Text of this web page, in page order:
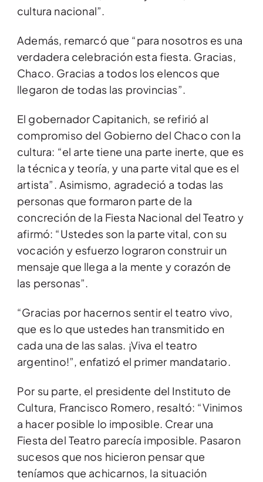
cultura nacional”.
Además, remarcó que “para nosotros es una
verdadera celebración esta fiesta. Gracias,
Chaco. Gracias a todos los elencos que
llegaron de todas las provincias”.
El gobernador Capitanich, se refirió al
compromiso del Gobierno del Chaco con la
cultura: “el arte tiene una parte inerte, que es
la técnica y teoría, y una parte vital que es el
artista”. Asimismo, agradeció a todas las
personas que formaron parte de la
concreción de la Fiesta Nacional del Teatro y
afirmó: “Ustedes son la parte vital, con su
vocación y esfuerzo lograron construir un
mensaje que llega a la mente y corazón de
las personas”.
“Gracias por hacernos sentir el teatro vivo,
que es lo que ustedes han transmitido en
cada una de las salas. ¡Viva el teatro
argentino!”, enfatizó el primer mandatario.
Por su parte, el presidente del Instituto de
Cultura, Francisco Romero, resaltó: “Vinimos
a hacer posible lo imposible. Crear una
Fiesta del Teatro parecía imposible. Pasaron
sucesos que nos hicieron pensar que
teníamos que achicarnos, la situación